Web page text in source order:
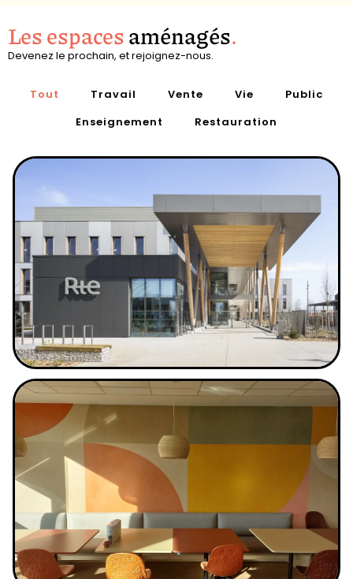
Les espacesaménagés.
Devenez le prochain, et rejoignez-nous.
Tout Travail Vente Vie
Public
Enseignement
Restauration